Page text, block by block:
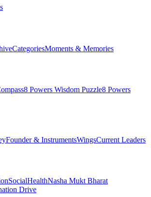
CategoriesMoments & Memories
8 Powers Wisdom Puzzle8 Powers
Founder & InstrumentsWingsCurrent Leaders
SocialHealthNasha Mukt Bharat
Drive